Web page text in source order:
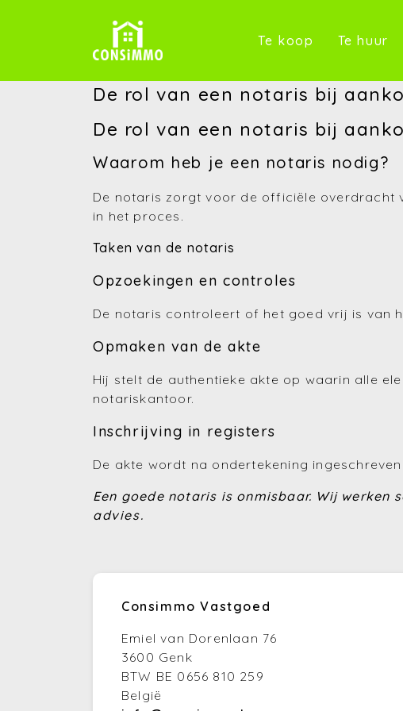
Te koop (Te koop)
Te huur
De rol van een notaris bij
De rol van een notaris bij
Waarom heb je een notaris nodig?
De notaris zorgt voor de officiële overdracht
in het proces.
Taken van de notaris
Opzoekingen en controles
De notaris controleert of het goed vrij is van
Opmaken van de akte
Hij stelt de authentieke akte op waarin alle
notariskantoor.
Inschrijving in registers
De akte wordt na ondertekening
Een goede notaris is onmisbaar. Wij werken
advies.
Consimmo Vastgoed
Emiel van Dorenlaan 76
3600 Genk
BTW BE 0656 810 259
België